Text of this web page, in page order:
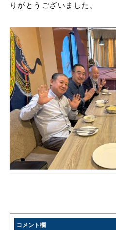
りがとうございました。
コメント欄